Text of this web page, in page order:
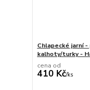
Chlapecké jarní
kalhoty/turky -
cena od
410 Kč/ks